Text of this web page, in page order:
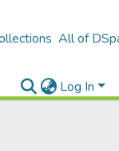
All of
Log In